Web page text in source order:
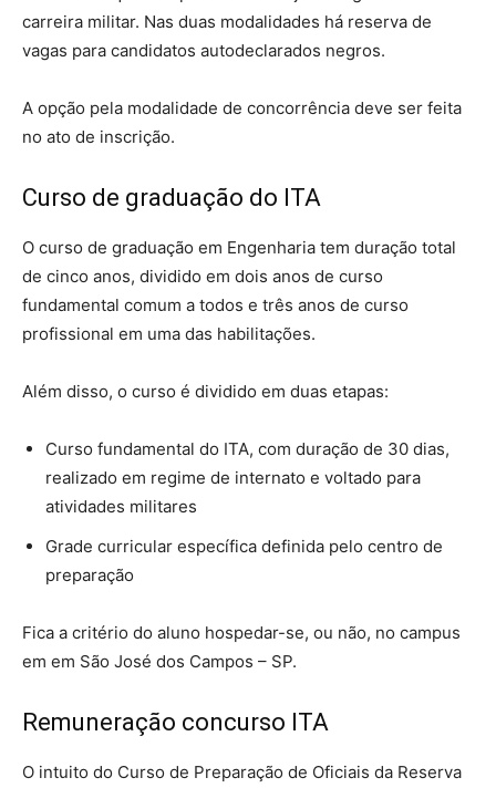
carreira militar. Nas duas modalidades há reserva de
vagas para candidatos autodeclarados negros.
A opção pela modalidade de concorrência deve ser feita
no ato de inscrição.
Curso de graduação do ITA
O curso de graduação em Engenharia tem duração total
de cinco anos, dividido em dois anos de curso
fundamental comum a todos e três anos de curso
profissional em uma das habilitações.
Além disso, o curso é dividido em duas etapas:
Curso fundamental do ITA, com duração de 30 dias,
realizado em regime de internato e voltado para
atividades militares
Grade curricular específica definida pelo centro de
preparação
Fica a critério do aluno hospedar-se, ou não, no campus
em em São José dos Campos – SP.
Remuneração concurso ITA
O intuito do Curso de Preparação de Oficiais da Reserva